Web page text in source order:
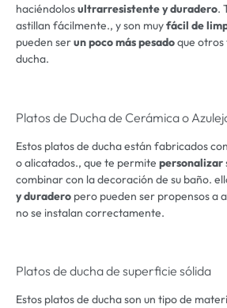
haciéndolosultrarresistente y duradero.
astillan fácilmente., y son muyfácil de
pueden serun poco más pesadoque otros
ducha.
Platos de Ducha de Cerámica o
Estos platos de ducha están fabricados
o alicatados., que te permite personalizar
combinar con la decoración de su baño.
y duradero pero pueden ser propensos a
no se instalan correctamente.
Platos de ducha de superficie sólida
Estos platos de ducha son un tipo de